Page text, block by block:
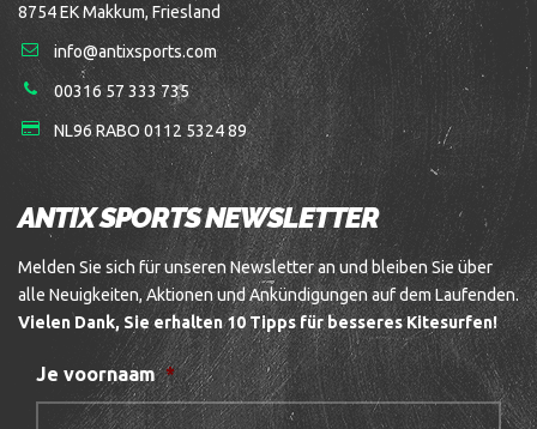
8754 EK Makkum, Friesland
info@antixsports.com
00316 57 333 735
NL96 RABO 0112 5324 89
ANTIX SPORTS NEWSLETTER
Melden Sie sich für unseren Newsletter an und bleiben Sie über
alle Neuigkeiten, Aktionen und Ankündigungen auf dem Laufenden.
Vielen Dank, Sie erhalten 10 Tipps für besseres Kitesurfen!
Je voornaam *